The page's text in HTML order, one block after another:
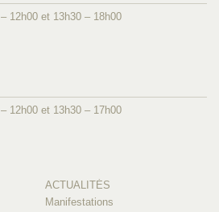
12h00 et 13h30 – 18h00
12h00 et 13h30 – 17h00
ACTUALITÉS
Manifestations